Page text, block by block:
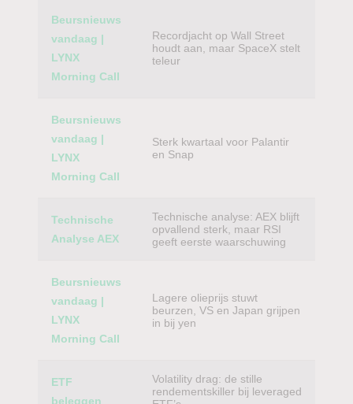
Beursnieuws
vandaag |
LYNX
Morning Call
Recordjacht op Wall Street
houdt aan, maar SpaceX stelt
teleur
Beursnieuws
vandaag |
LYNX
Morning Call
Sterk kwartaal voor Palantir
en Snap
Technische
Analyse AEX
Technische analyse: AEX blijft
opvallend sterk, maar RSI
geeft eerste waarschuwing
Beursnieuws
vandaag |
LYNX
Morning Call
Lagere olieprijs stuwt
beurzen, VS en Japan grijpen
in bij yen
ETF
beleggen
Volatility drag: de stille
rendementskiller bij leveraged